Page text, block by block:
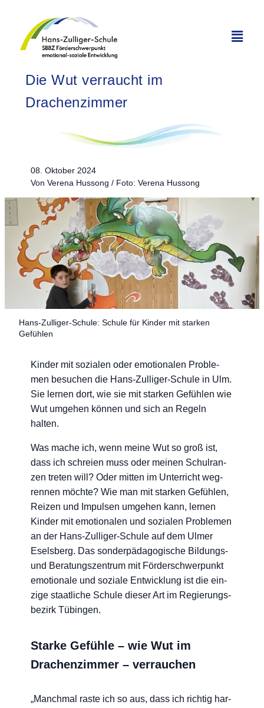
Die Wut verraucht im
Drachenzimmer
08. Okto­ber 2024
Von Vere­na Huss­ong / Foto: Vere­na Hussong
Hans-Zul­li­ger-Schu­le: Schu­le für Kin­der mit star­ken
Gefühlen
Kin­der mit sozia­len oder emo­tio­na­len Pro­ble­
men besu­chen die Hans-Zul­li­ger-Schu­le in Ulm.
Sie ler­nen dort, wie sie mit star­ken Gefüh­len wie
Wut umge­hen kön­nen und sich an Regeln
halten.
Was mache ich, wenn mei­ne Wut so groß ist,
dass ich schrei­en muss oder mei­nen Schul­ran­
zen tre­ten will? Oder mit­ten im Unter­richt weg­
ren­nen möch­te? Wie man mit star­ken Gefüh­len,
Rei­zen und Impul­sen umge­hen kann, ler­nen
Kin­der mit emo­tio­na­len und sozia­len Pro­ble­men
an der Hans-Zul­li­ger-Schu­le auf dem Ulmer
Esels­berg. Das son­der­päd­ago­gi­sche Bil­dungs-
und Bera­tungs­zen­trum mit För­der­schwer­punkt
emo­tio­na­le und sozia­le Ent­wick­lung ist die ein­
zi­ge staat­li­che Schu­le die­ser Art im Regie­rungs­
be­zirk Tübingen.
Starke Gefühle – wie Wut im
Drachenzimmer – verrauchen
„Manch­mal ras­te ich so aus, dass ich rich­tig har­